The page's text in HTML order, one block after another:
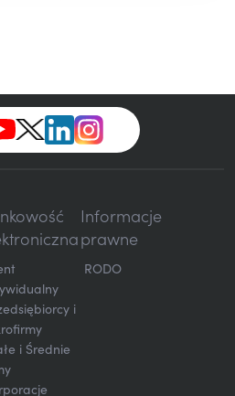
i
i Średnie
Informacje
prawne
RODO